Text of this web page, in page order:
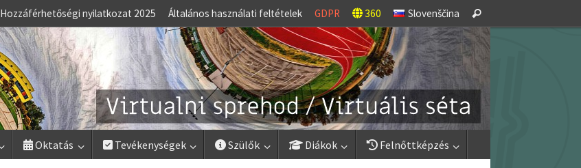
Hozzáférhetőségi nyilatkozat 2025 Általános használati feltételek GDPR 360 Slovenščina
for:
Search
Oktatás Tevékenységek Szülők Diákok Felnőttképzés